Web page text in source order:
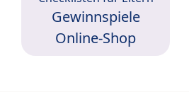
Gewinnspiele
Online-Shop